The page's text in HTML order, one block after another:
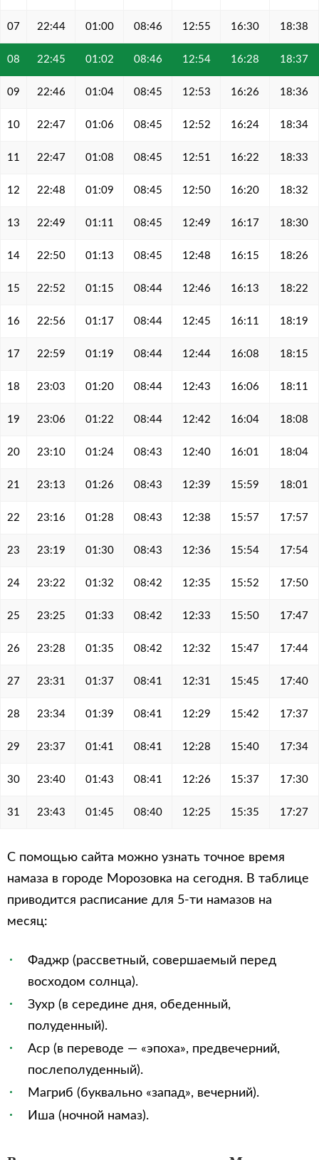
07 22:44 01:00 08:46 12:55 16:30 18:38
08 22:45 01:02 08:46 12:54 16:28 18:37
09 22:46 01:04 08:45 12:53 16:26 18:36
10 22:47 01:06 08:45 12:52 16:24 18:34
11 22:47 01:08 08:45 12:51 16:22 18:33
12 22:48 01:09 08:45 12:50 16:20 18:32
13 22:49 01:11 08:45 12:49 16:17 18:30
14 22:50 01:13 08:45 12:48 16:15 18:26
15 22:52 01:15 08:44 12:46 16:13 18:22
16 22:56 01:17 08:44 12:45 16:11 18:19
17 22:59 01:19 08:44 12:44 16:08 18:15
18 23:03 01:20 08:44 12:43 16:06 18:11
19 23:06 01:22 08:44 12:42 16:04 18:08
20 23:10 01:24 08:43 12:40 16:01 18:04
21 23:13 01:26 08:43 12:39 15:59 18:01
22 23:16 01:28 08:43 12:38 15:57 17:57
23 23:19 01:30 08:43 12:36 15:54 17:54
24 23:22 01:32 08:42 12:35 15:52 17:50
25 23:25 01:33 08:42 12:33 15:50 17:47
26 23:28 01:35 08:42 12:32 15:47 17:44
27 23:31 01:37 08:41 12:31 15:45 17:40
28 23:34 01:39 08:41 12:29 15:42 17:37
29 23:37 01:41 08:41 12:28 15:40 17:34
30 23:40 01:43 08:41 12:26 15:37 17:30
31 23:43 01:45 08:40 12:25 15:35 17:27
С помощью сайта можно узнать точное время
намаза в городе Морозовка на сегодня. В таблице
приводится расписание для 5-ти намазов на
месяц:
Фаджр (рассветный, совершаемый перед
восходом солнца).
Зухр (в середине дня, обеденный,
полуденный).
Аср (в переводе — «эпоха», предвечерний,
послеполуденный).
Магриб (буквально «запад», вечерний).
Иша (ночной намаз).